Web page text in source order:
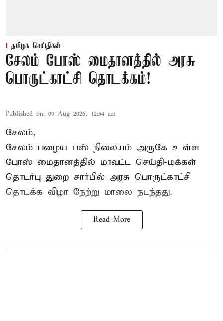
தமிழக செய்திகள்
சேலம் போஸ் மைதானத்தில் அரசு
பொருட்காட்சி தொடக்கம்!
Published on: 09 Aug 2026, 12:54 am
சேலம்,
சேலம் பழைய பஸ் நிலையம் அருகே உள்ள
போஸ் மைதானத்தில் மாவட்ட செய்தி-மக்கள்
தொடர்பு துறை சார்பில் அரசு பொருட்காட்சி
தொடக்க விழா நேற்று மாலை நடந்தது.
Read More